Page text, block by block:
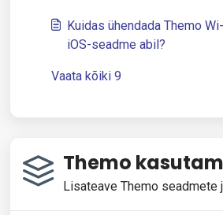
Kuidas ühendada Themo
iOS-seadme abil?
Vaata kõiki 9
Themo
Lisateave Themo seadmete